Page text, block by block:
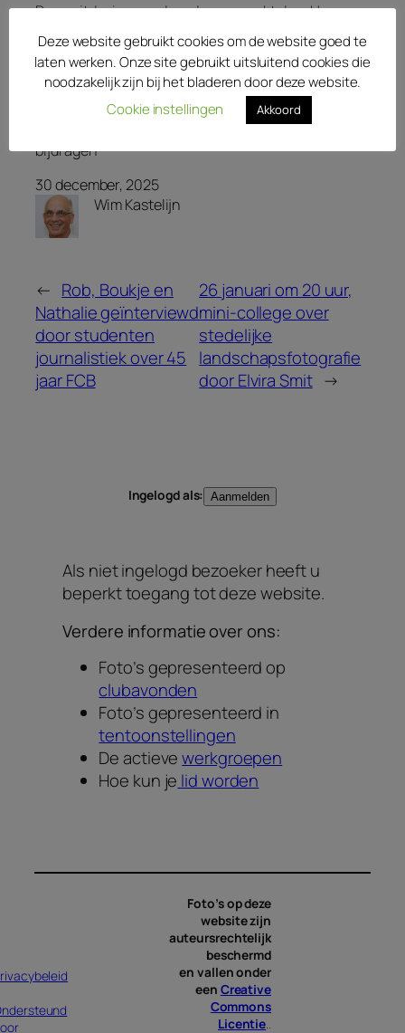
Deze uitdaging werd eerder opgepakt door Hugo en
gezondheidsproblemen niet kunnen voortzetten. We
hopen daarom dat anderen binnen de club dit
project willen overnemen. Mocht je interesse
hebben om mee te doen, laat het ons dan weten.
Alvast heel veel dank voor het meedenken en
bijdragen
30 december, 2025
Wim Kastelijn
← Rob, Boukje en
Nathalie geïnterviewd
door studenten
journalistiek over 45
jaar FCB
26 januari om 20 uur,
mini-college over
stedelijke
landschapsfotografie
door Elvira Smit →
Ingelogd als:
Als niet ingelogd bezoeker heeft u
beperkt toegang tot deze website.
Verdere informatie over ons:
Foto’s gepresenteerd op
clubavonden
Foto’s gepresenteerd in
tentoonstellingen
De actievewerkgroepen
Hoe kun je lid worden
Foto’s op deze
website zijn
auteursrechtelijk
beschermd
en vallen onder
een Creative
Commons
Licentie
Deze website gebruikt cookies om de website goed te
laten werken. Onze site gebruikt uitsluitend cookies die
noodzakelijk zijn bij het bladeren door deze website.
Cookie instellingen
Akkoord